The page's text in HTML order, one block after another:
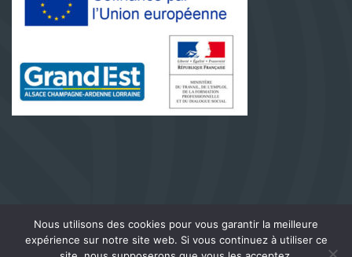
www.ml-vitry-le-francois.fr© 2021 . Tous droits
réservés.
Nous utilisons des cookies pour vous garantir la meilleure
expérience sur notre site web. Si vous continuez à utiliser ce